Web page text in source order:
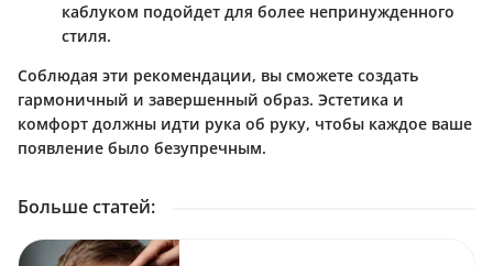
каблуком подойдет для более непринужденного
стиля.
Соблюдая эти рекомендации, вы сможете создать
гармоничный и завершенный образ. Эстетика и
комфорт должны идти рука об руку, чтобы каждое ваше
появление было безупречным.
Больше статей: